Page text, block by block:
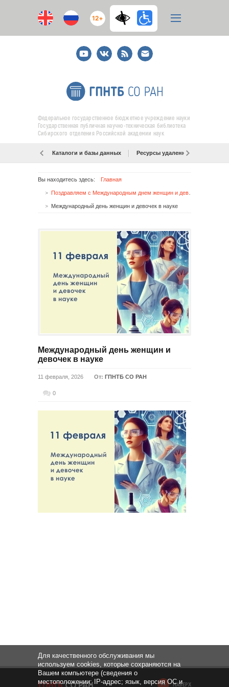
12+
YoutubeВКонтакте
RSS
E-
mail
подписка
Федеральное государственное бюджетное учреждение науки
Государственная публичная научно-техническая библиотека
Сибирского отделения Российской академии наук
Каталоги и базы данных Ресурсы удаленного доступа
Вы находитесь здесь: Главная
Международный день женщин и девочек в науке
Международный день женщин и
девочек в науке
11 февраля, 2026 От: ГПНТБ СО РАН
0
НАВЕРХ
Для качественного обслуживания мы
используем cookies, которые сохраняются на
Вашем компьютере (сведения о
местоположении; IP-адрес; язык, версия ОС и